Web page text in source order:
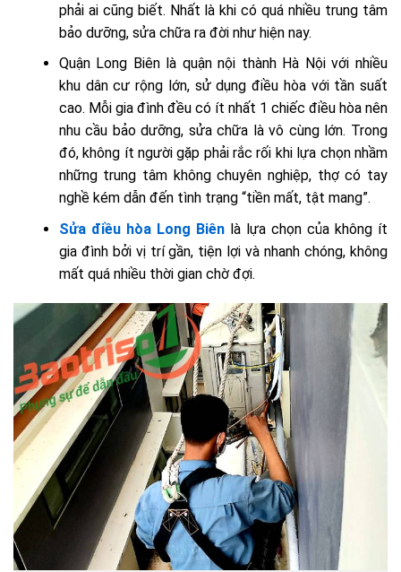
phải ai cũng biết. Nhất là khi có quá nhiều trung tâm
bảo dưỡng, sửa chữa ra đời như hiện nay.
Quận Long Biên là quận nội thành Hà Nội với nhiều
khu dân cư rộng lớn, sử dụng điều hòa với tần suất
cao. Mỗi gia đình đều có ít nhất 1 chiếc điều hòa nên
nhu cầu bảo dưỡng, sửa chữa là vô cùng lớn. Trong
đó, không ít người gặp phải rắc rối khi lựa chọn nhầm
những trung tâm không chuyên nghiệp, thợ có tay
nghề kém dẫn đến tình trạng “tiền mất, tật mang”.
Sửa điều hòa Long Biênlà lựa chọn của không ít
gia đình bởi vị trí gần, tiện lợi và nhanh chóng, không
mất quá nhiều thời gian chờ đợi.